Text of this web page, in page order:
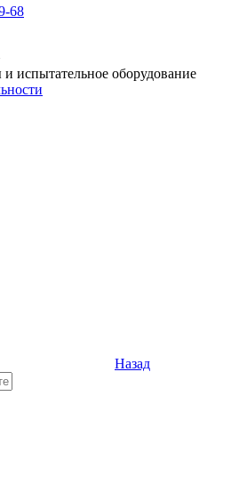
68
испытательное оборудование
Назад